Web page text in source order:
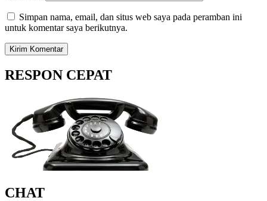
Simpan nama, email, dan situs web saya pada peramban ini
untuk komentar saya berikutnya.
RESPON CEPAT
CHAT